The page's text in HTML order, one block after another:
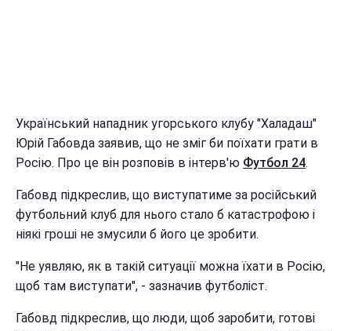
Український нападник угорського клубу "Халадаш"
Юрій Габовда заявив, що не зміг би поїхати грати в
Росію. Про це він розповів в інтерв'ю Футбол 24.
Габовд підкреслив, що виступатиме за російський
футбольний клуб для нього стало б катастрофою і
ніякі гроші не змусили б його це зробити.
"Не уявляю, як в такій ситуації можна їхати в Росію,
щоб там виступати", - зазначив футболіст.
Габовд підкреслив, що люди, щоб заробити, готові